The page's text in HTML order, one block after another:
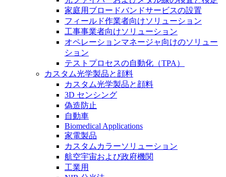
家庭用ブロードバンドサービスの設置
フィールド作業者向けソリューション
工事事業者向けソリューション
オペレーションマネージャ向けのソリュー
ション
テストプロセスの自動化（TPA）
カスタム光学製品と顔料
カスタム光学製品と顔料
3D センシング
偽造防止
自動車
Biomedical Applications
家電製品
カスタムカラーソリューション
航空宇宙および政府機関
工業用